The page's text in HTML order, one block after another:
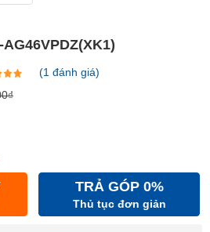
(1 đánh giá)
TRẢ GÓP 0%
Thủ tục đơn giản